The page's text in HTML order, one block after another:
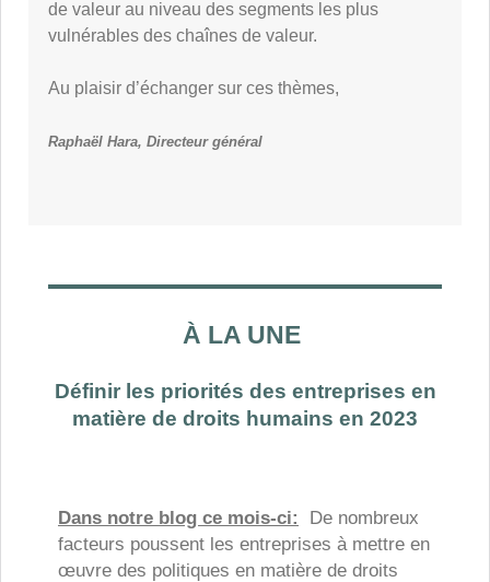
de valeur au niveau des segments les plus
vulnérables des chaînes de valeur.
Au plaisir d’échanger sur ces thèmes,
Raphaël Hara, Directeur général
À LA UNE
Définir les priorités des entreprises en
matière de droits humains en 2023
Dans notre blog ce mois-ci:
De nombreux
facteurs poussent les entreprises à mettre en
œuvre des politiques en matière de droits